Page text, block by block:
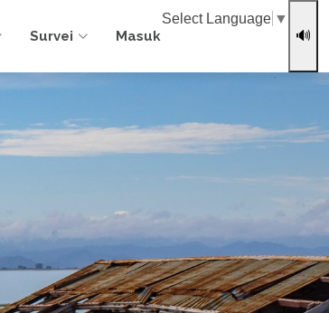
Survei Masuk
Select Language ▼
🔊